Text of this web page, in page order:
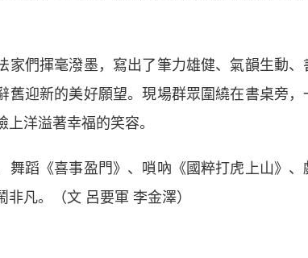
們揮毫潑墨，寫出了筆力雄健、氣韻生動、
舊迎新的美好願望。現場群眾圍繞在書桌旁
上洋溢著幸福的笑容。
蹈《喜事盈門》、嗩吶《國粹打虎上山》、
非凡。（文 呂要軍 李金澤）